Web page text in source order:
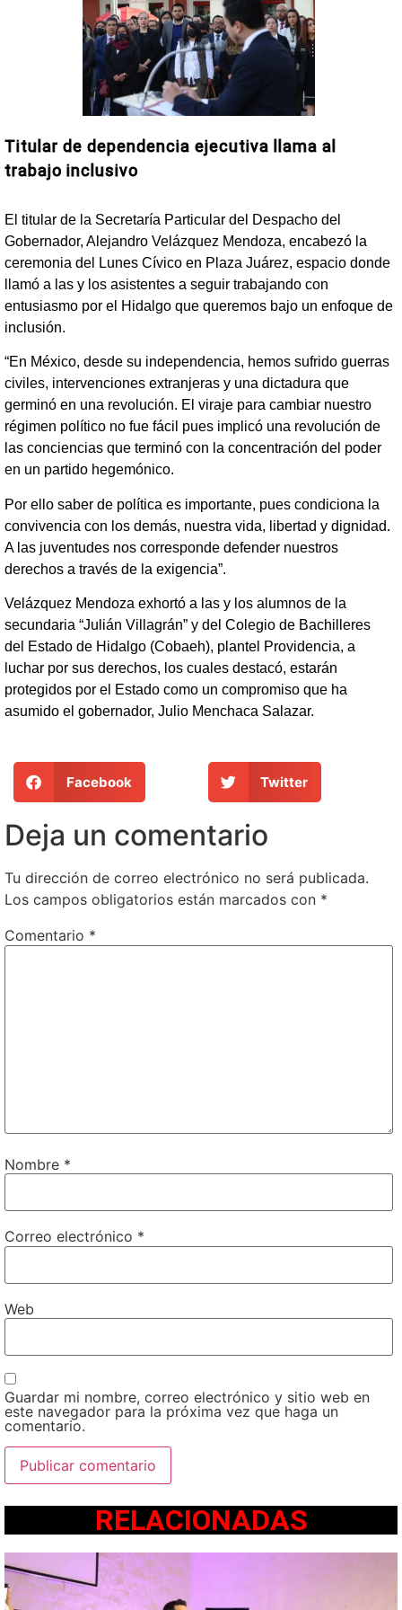
Titular de dependencia ejecutiva llama al
trabajo inclusivo
El titular de la Secretaría Particular del Despacho del
Gobernador, Alejandro Velázquez Mendoza, encabezó la
ceremonia del Lunes Cívico en Plaza Juárez, espacio donde
llamó a las y los asistentes a seguir trabajando con
entusiasmo por el Hidalgo que queremos bajo un enfoque de
inclusión.
“En México, desde su independencia, hemos sufrido guerras
civiles, intervenciones extranjeras y una dictadura que
germinó en una revolución. El viraje para cambiar nuestro
régimen político no fue fácil pues implicó una revolución de
las conciencias que terminó con la concentración del poder
en un partido hegemónico.
Por ello saber de política es importante, pues condiciona la
convivencia con los demás, nuestra vida, libertad y dignidad.
A las juventudes nos corresponde defender nuestros
derechos a través de la exigencia”.
Velázquez Mendoza exhortó a las y los alumnos de la
secundaria “Julián Villagrán” y del Colegio de Bachilleres
del Estado de Hidalgo (Cobaeh), plantel Providencia, a
luchar por sus derechos, los cuales destacó, estarán
protegidos por el Estado como un compromiso que ha
asumido el gobernador, Julio Menchaca Salazar.
Facebook Twitter
Deja un comentario
Tu dirección de correo electrónico no será publicada.
Los campos obligatorios están marcados con *
Comentario *
Nombre *
Correo electrónico *
Web
Guardar mi nombre, correo electrónico y sitio web en
este navegador para la próxima vez que haga un
comentario.
RELACIONADAS